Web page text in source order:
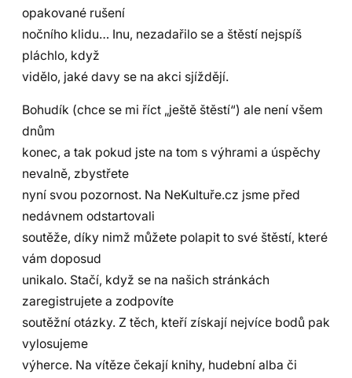
opakované rušení
nočního klidu… Inu, nezadařilo se a štěstí nejspíš
pláchlo, když
vidělo, jaké davy se na akci sjíždějí.
Bohudík (chce se mi říct „ještě štěstí“) ale není všem
dnům
konec, a tak pokud jste na tom s výhrami a úspěchy
nevalně, zbystřete
nyní svou pozornost. Na NeKultuře.cz jsme před
nedávnem odstartovali
soutěže, díky nimž můžete polapit to své štěstí, které
vám doposud
unikalo. Stačí, když se na našich stránkách
zaregistrujete a zodpovíte
soutěžní otázky. Z těch, kteří získají nejvíce bodů pak
vylosujeme
výherce. Na vítěze čekají knihy, hudební alba či